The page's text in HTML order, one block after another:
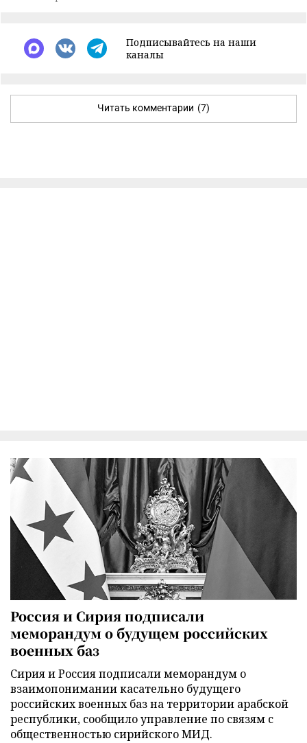
Подписывайтесь на наши
каналы
Читать комментарии (7)
Россия и Сирия подписали
меморандум о будущем российских
военных баз
Сирия и Россия подписали меморандум о
взаимопонимании касательно будущего
российских военных баз на территории арабской
республики, сообщило управление по связям с
общественностью сирийского МИД.